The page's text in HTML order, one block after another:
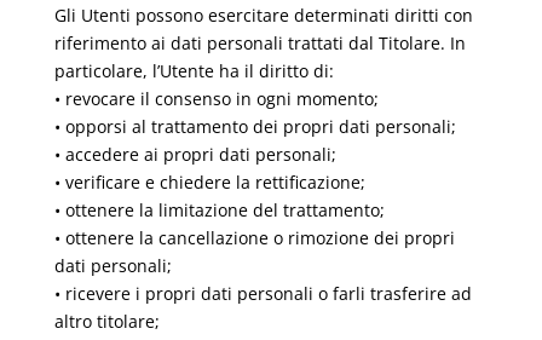
Gli Utenti possono esercitare determinati diritti con
riferimento ai dati personali trattati dal Titolare. In
particolare, l’Utente ha il diritto di:
• revocare il consenso in ogni momento;
• opporsi al trattamento dei propri dati personali;
• accedere ai propri dati personali;
• verificare e chiedere la rettificazione;
• ottenere la limitazione del trattamento;
• ottenere la cancellazione o rimozione dei propri
dati personali;
• ricevere i propri dati personali o farli trasferire ad
altro titolare;